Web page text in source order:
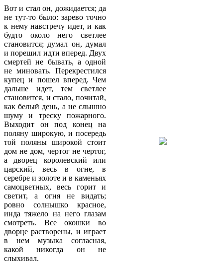
Вот и стал он, дожидается; да
не тут-то было: зарево точно
к нему навстречу идет, и как
будто около него светлее
становится; думал он, думал
и порешил идти вперед. Двух
смертей не бывать, а одной
не миновать. Перекрестился
купец и пошел вперед. Чем
дальше идет, тем светлее
становится, и стало, почитай,
как белый день, а не слышно
шуму и треску пожарного.
Выходит он под конец на
поляну широкую, и посередь
той поляны широкой стоит
дом не дом, чертог не чертог,
а дворец королевский или
царский, весь в огне, в
серебре и золоте и в каменьях
самоцветных, весь горит и
светит, а огня не видать;
ровно солнышко красное,
инда тяжело на него глазам
смотреть. Все окошки во
дворце растворены, и играет
в нем музыка согласная,
какой никогда он не
слыхивал.